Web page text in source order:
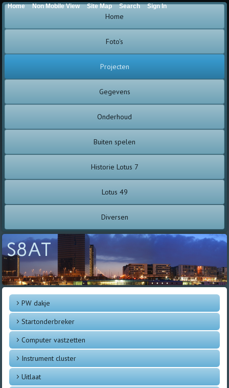
Home
Foto's
Projecten
Gegevens
Onderhoud
Buiten spelen
Historie Lotus 7
Lotus 49
Diversen
S8AT
PW dakje
Startonderbreker
Computer vastzetten
Instrument cluster
Uitlaat
Home Non Mobile View Site Map Search Sign In